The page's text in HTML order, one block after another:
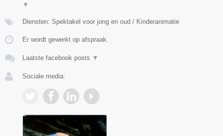
▼
Diensten: Spektakel voor jong en oud / Kinderanimatie
Er wordt gewerkt op afspraak.
Laatste facebook posts ▼
Sociale media: